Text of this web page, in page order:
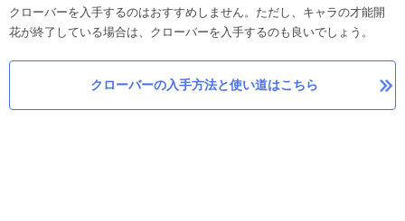
クローバーを入手するのはおすすめしません。ただし、キャラの才能開
花が終了している場合は、クローバーを入手するのも良いでしょう。
クローバーの入手方法と使い道はこちら